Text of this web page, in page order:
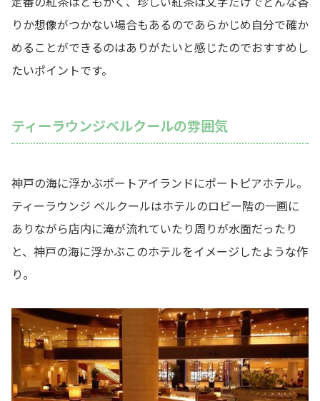
りか想像がつかない場合もあるのであらかじめ自分で確か
めることができるのはありがたいと感じたのでおすすめし
たいポイントです。
ティーラウンジベルクールの雰囲気
神戸の海に浮かぶポートアイランドにポートピアホテル。
ティーラウンジ ベルクールはホテルのロビー階の一画に
ありながら店内に滝が流れていたり周りが水面だったり
と、神戸の海に浮かぶこのホテルをイメージしたような作
り。